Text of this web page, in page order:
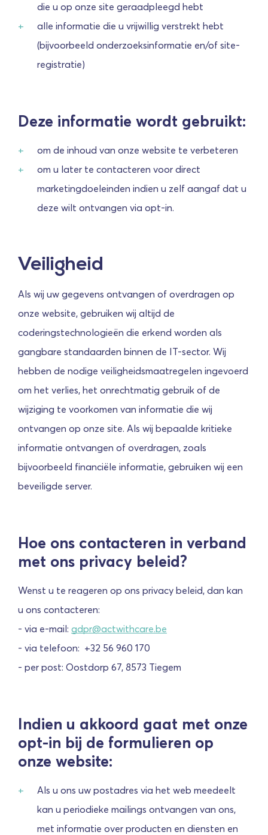
die u op onze site geraadpleegd hebt
alle informatie die u vrijwillig verstrekt hebt
(bijvoorbeeld onderzoeksinformatie en/of site-
registratie)
Deze informatie wordt gebruikt:
om de inhoud van onze website te verbeteren
om u later te contacteren voor direct
marketingdoeleinden indien u zelf aangaf dat u
deze wilt ontvangen via opt-in.
Veiligheid
Als wij uw gegevens ontvangen of overdragen op
onze website, gebruiken wij altijd de
coderingstechnologieën die erkend worden als
gangbare standaarden binnen de IT-sector. Wij
hebben de nodige veiligheidsmaatregelen ingevoerd
om het verlies, het onrechtmatig gebruik of de
wijziging te voorkomen van informatie die wij
ontvangen op onze site. Als wij bepaalde kritieke
informatie ontvangen of overdragen, zoals
bijvoorbeeld financiële informatie, gebruiken wij een
beveiligde server.
Hoe ons contacteren in verband
met ons privacy beleid?
Wenst u te reageren op ons privacy beleid, dan kan
u ons contacteren:
- via e-mail: gdpr@actwithcare.be
- via telefoon: +32 56 960 170
- per post: Oostdorp 67, 8573 Tiegem
Indien u akkoord gaat met onze
opt-in bij de formulieren op
onze website:
Als u ons uw postadres via het web meedeelt
kan u periodieke mailings ontvangen van ons,
met informatie over producten en diensten en